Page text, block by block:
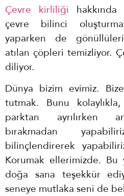
Çevre kirliliği hakkında
çevre bilinci
yaparken de
atılan çöpleri temizliyor.
diliyor.
Dünya bizim evimiz.
tutmak. Bunu
parktan ayrılırken
bırakmadan
bilinçlendirerek
Korumak ellerimizde. Bu
doğa sana teşekkür
seneye mutlaka seni de